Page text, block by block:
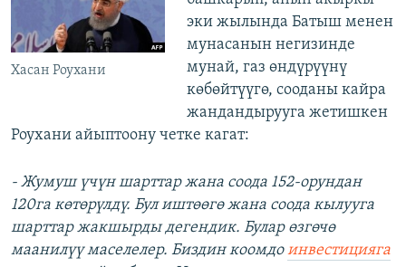
Хасан Роухани
эки жылында Батыш менен
мунасанын негизинде
мунай, газ өндүрүүнү
көбөйтүүгө, сооданы кайра
жандандырууга жетишкен
Роухани айыптоону четке кагат:
- Жумуш үчүн шарттар жана соода 152-орундан
120га көтөрүлдү. Бул иштөөгө жана соода кылууга
шарттар жакшырды дегендик. Булар өзгөчө
маанилүү маселелер. Биздин коомдоинвестицияга